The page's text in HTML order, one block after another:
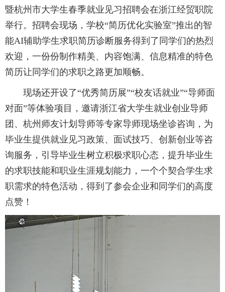
暨杭州市大学生春季就业见习招聘会在浙江经贸职院
举行。招聘会现场，学校“简历优化实验室”推出的智
能AI辅助学生求职简历诊断服务得到了同学们的热烈
欢迎，一份份制作精美、内容饱满、信息精准的特色
简历让同学们的求职之路更加顺畅。
现场还开设了“优秀简历展”“校友话就业”“导师面
对面”等体验项目，邀请浙江省大学生就业创业导师
团、杭州师友计划导师等专家导师现场坐诊咨询，为
毕业生提供就业见习政策、面试技巧、创新创业等咨
询服务，引导毕业生树立积极求职心态，提升毕业生
的求职技能和职业生涯规划能力，一个个契合学生求
职需求的特色活动，得到了参会企业和同学们的高度
点赞！